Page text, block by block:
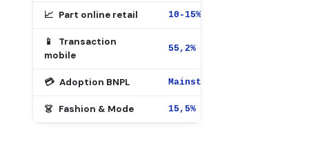
📈 Part online retail 10-15%
📱
Transaction
mobile
55,2%
💳 Adoption BNPL Mainstream
👗 Fashion & Mode 15,5%